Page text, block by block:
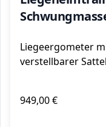
Steuerung,
belastbar
Liegeergometer
verstellbarer
949,00 €